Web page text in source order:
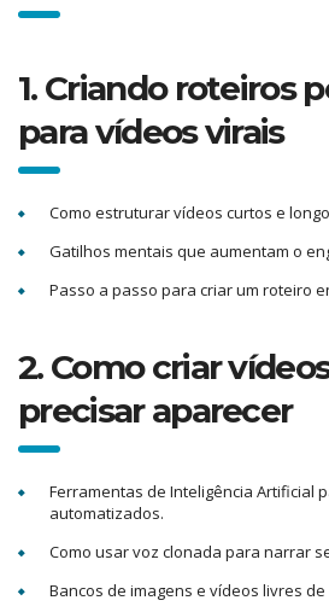
1. Criando roteiros
para vídeos virais
Como estruturar vídeos curtos e
Gatilhos mentais que aumentam o
Passo a passo para criar um roteiro
2. Como criar
precisar aparecer
Ferramentas de Inteligência Artificial
automatizados.
Como usar voz clonada para narrar
Bancos de imagens e vídeos livres